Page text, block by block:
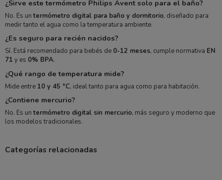
¿Sirve este termómetro Philips Avent solo para el baño?
No. Es un termómetro digital para baño y dormitorio, diseñado para
medir tanto el agua como la temperatura ambiente.
¿Es seguro para recién nacidos?
Sí. Está recomendado para bebés de 0-12 meses, cumple normativa EN
71 y es 0% BPA.
¿Qué rango de temperatura mide?
Mide entre 10 y 45 °C, ideal tanto para agua como para habitación.
¿Contiene mercurio?
No. Es un termómetro digital sin mercurio, más seguro y moderno que
los modelos tradicionales.
Categorías relacionadas